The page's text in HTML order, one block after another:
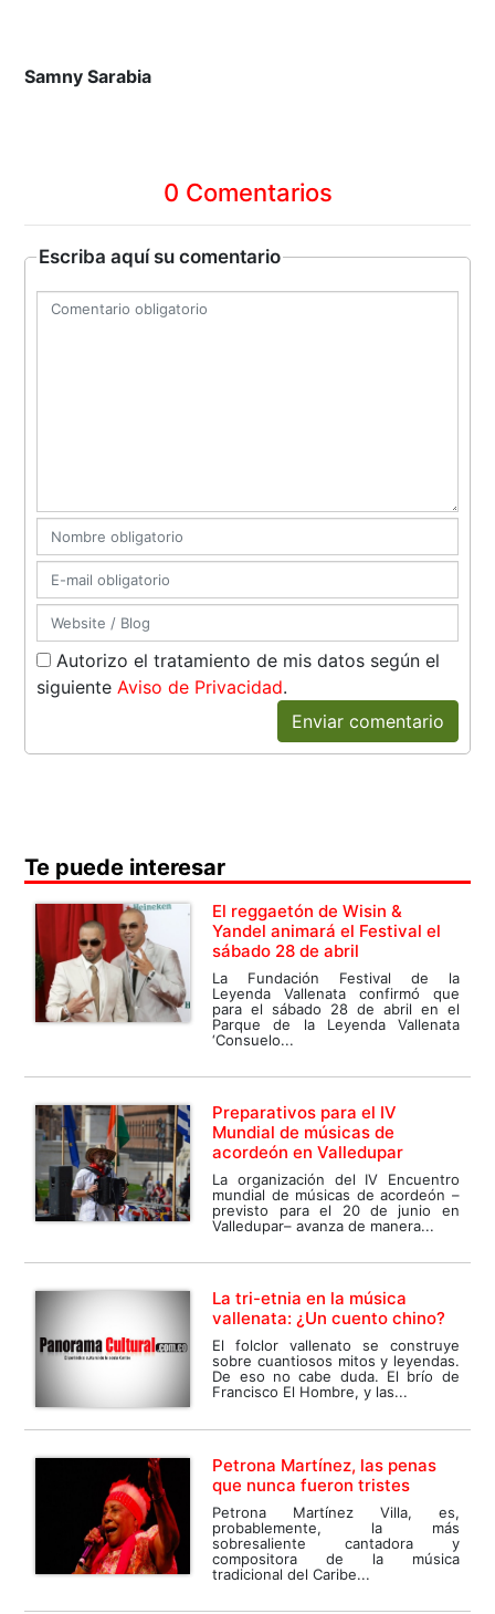
Samny Sarabia
0 Comentarios
Escriba aquí su comentario
Autorizo el tratamiento de mis datos según el
siguiente Aviso de Privacidad.
Enviar comentario
Te puede interesar
El reggaetón de Wisin &
Yandel animará el Festival el
sábado 28 de abril
La Fundación Festival de la
Leyenda Vallenata confirmó que
para el sábado 28 de abril en el
Parque de la Leyenda Vallenata
‘Consuelo...
Preparativos para el IV
Mundial de músicas de
acordeón en Valledupar
La organización del IV Encuentro
mundial de músicas de acordeón –
previsto para el 20 de junio en
Valledupar– avanza de manera...
La tri-etnia en la música
vallenata: ¿Un cuento chino?
El folclor vallenato se construye
sobre cuantiosos mitos y leyendas.
De eso no cabe duda. El brío de
Francisco El Hombre, y las...
Petrona Martínez, las penas
que nunca fueron tristes
Petrona Martínez Villa, es,
probablemente, la más
sobresaliente cantadora y
compositora de la música
tradicional del Caribe...